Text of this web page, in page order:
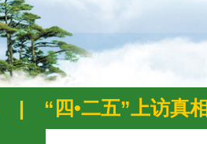
| “四•二五”上访真相